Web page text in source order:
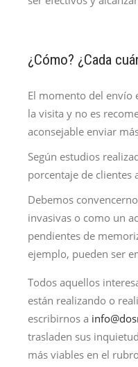
¿Cómo? ¿Cada
El momento del envío
la visita y no es
aconsejable enviar
Según estudios
porcentaje de clientes
Debemos
invasivas o como un
pendientes de
ejemplo, pueden ser
Todos aquellos
están realizando o
escribirnos a
trasladen sus
más viables en el